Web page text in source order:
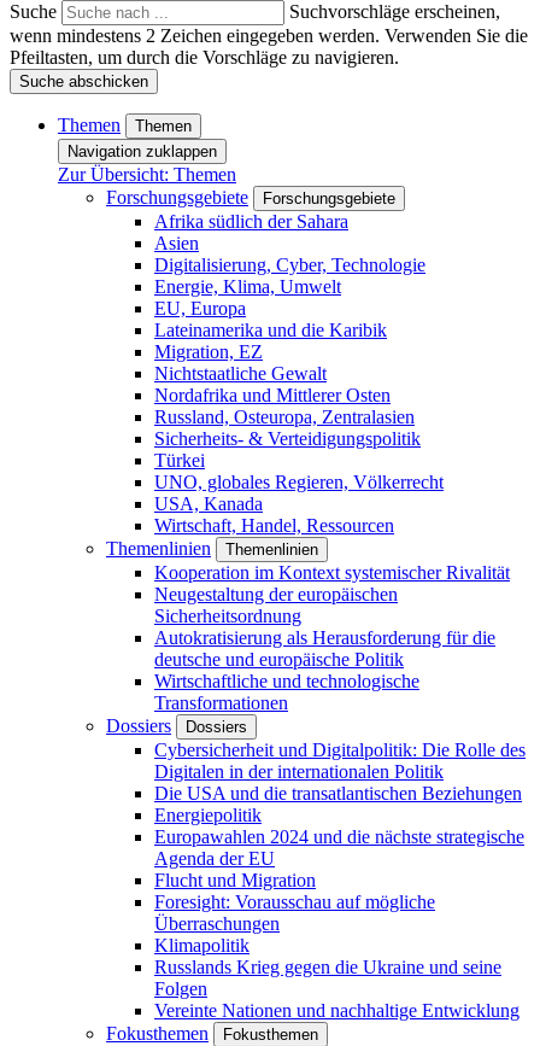
Suche
Suchvorschläge erscheinen,
wenn mindestens 2 Zeichen eingegeben werden. Verwenden Sie die
Pfeiltasten, um durch die Vorschläge zu navigieren.
Suche abschicken
Themen
Themen
Navigation zuklappen
Zur Übersicht: Themen
Forschungsgebiete
Forschungsgebiete
Afrika südlich der Sahara
Asien
Digitalisierung, Cyber, Technologie
Energie, Klima, Umwelt
EU, Europa
Lateinamerika und die Karibik
Migration, EZ
Nichtstaatliche Gewalt
Nordafrika und Mittlerer Osten
Russland, Osteuropa, Zentralasien
Sicherheits- & Verteidigungspolitik
Türkei
UNO, globales Regieren, Völkerrecht
USA, Kanada
Wirtschaft, Handel, Ressourcen
Themenlinien
Themenlinien
Kooperation im Kontext systemischer Rivalität
Neugestaltung der europäischen
Sicherheitsordnung
Autokratisierung als Herausforderung für die
deutsche und europäische Politik
Wirtschaftliche und technologische
Transformationen
Dossiers
Dossiers
Cybersicherheit und Digitalpolitik: Die Rolle des
Digitalen in der internationalen Politik
Die USA und die transatlantischen Beziehungen
Energiepolitik
Europawahlen 2024 und die nächste strategische
Agenda der EU
Flucht und Migration
Foresight: Vorausschau auf mögliche
Überraschungen
Klimapolitik
Russlands Krieg gegen die Ukraine und seine
Folgen
Vereinte Nationen und nachhaltige Entwicklung
Fokusthemen
Fokusthemen